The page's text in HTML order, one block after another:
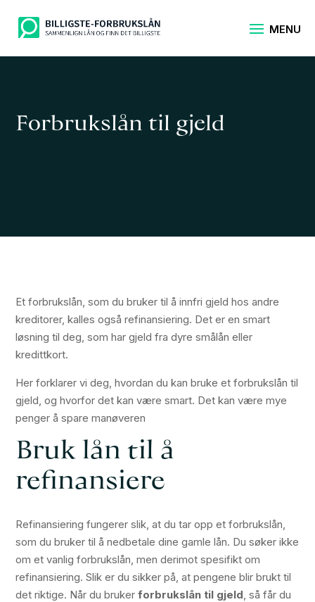
Forbrukslån til gjeld
Et forbrukslån, som du bruker til å innfri gjeld hos andre
kreditorer, kalles også refinansiering. Det er en smart
løsning til deg, som har gjeld fra dyre smålån eller
kredittkort.
Her forklarer vi deg, hvordan du kan bruke et forbrukslån til
gjeld, og hvorfor det kan være smart. Det kan være mye
penger å spare manøveren
Bruk lån til å
refinansiere
Refinansiering fungerer slik, at du tar opp et forbrukslån,
som du bruker til å nedbetale dine gamle lån. Du søker ikke
om et vanlig forbrukslån, men derimot spesifikt om
refinansiering. Slik er du sikker på, at pengene blir brukt til
det riktige. Når du brukerforbrukslån til gjeld, så får du